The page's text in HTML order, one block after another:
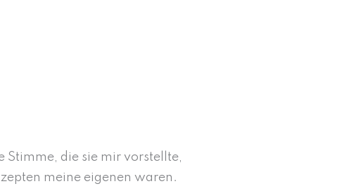
Stimme, die sie mir vorstellte,
meine eigenen waren.